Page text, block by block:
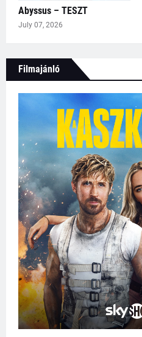
Abyssus – TESZT
July 07, 2026
Filmajánló